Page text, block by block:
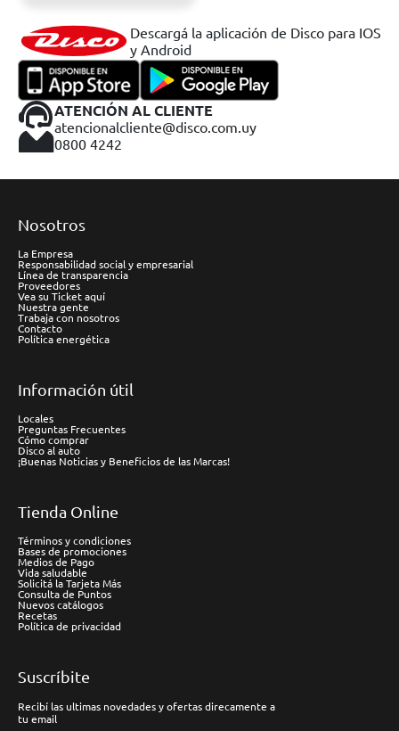
Descargá la aplicación de Disco para IOS
y Android
ATENCIÓN AL CLIENTE
atencionalcliente@disco.com.uy
0800 4242
Nosotros
La Empresa
Responsabilidad social y empresarial
Línea de transparencia
Proveedores
Vea su Ticket aquí
Nuestra gente
Trabaja con nosotros
Contacto
Política energética
Información útil
Locales
Preguntas Frecuentes
Cómo comprar
Disco al auto
¡Buenas Noticias y Beneficios de las Marcas!
Tienda Online
Términos y condiciones
Bases de promociones
Medios de Pago
Vida saludable
Solicitá la Tarjeta Más
Consulta de Puntos
Nuevos catálogos
Recetas
Política de privacidad
Suscríbite
Recibí las ultimas novedades y ofertas direcamente a
tu email